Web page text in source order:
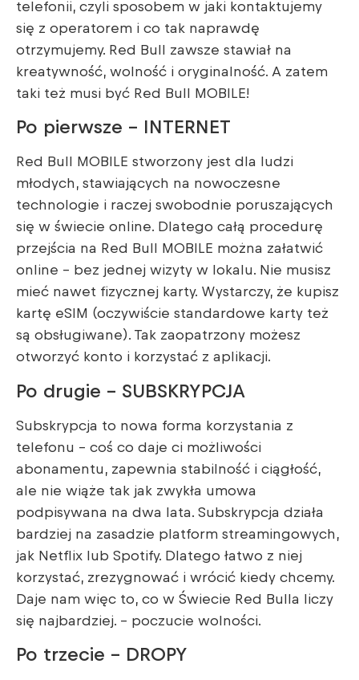
telefonii, czyli sposobem w jaki kontaktujemy
się z operatorem i co tak naprawdę
otrzymujemy. Red Bull zawsze stawiał na
kreatywność, wolność i oryginalność. A zatem
taki też musi być Red Bull MOBILE!
Po pierwsze – INTERNET
Red Bull MOBILE stworzony jest dla ludzi
młodych, stawiających na nowoczesne
technologie i raczej swobodnie poruszających
się w świecie online. Dlatego całą procedurę
przejścia na Red Bull MOBILE można załatwić
online – bez jednej wizyty w lokalu. Nie musisz
mieć nawet fizycznej karty. Wystarczy, że kupisz
kartę eSIM (oczywiście standardowe karty też
są obsługiwane). Tak zaopatrzony możesz
otworzyć konto i korzystać z aplikacji.
Po drugie – SUBSKRYPCJA
Subskrypcja to nowa forma korzystania z
telefonu – coś co daje ci możliwości
abonamentu, zapewnia stabilność i ciągłość,
ale nie wiąże tak jak zwykła umowa
podpisywana na dwa lata. Subskrypcja działa
bardziej na zasadzie platform streamingowych,
jak Netflix lub Spotify. Dlatego łatwo z niej
korzystać, zrezygnować i wrócić kiedy chcemy.
Daje nam więc to, co w Świecie Red Bulla liczy
się najbardziej. – poczucie wolności.
Po trzecie – DROPY